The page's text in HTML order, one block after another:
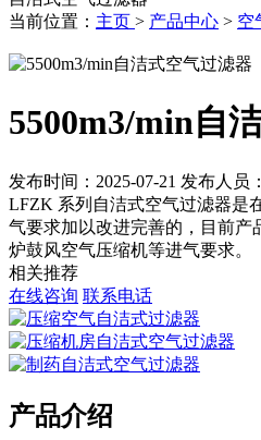
当前位置： 主页 > 产品中心 > 空
5500m3/min自
发布时间：2025-07-21 发布人员
LFZK 系列自洁式空气过滤器是
气要求加以改进完善的，目前产
炉鼓风空气压缩机等进气要求。
相关推荐
在线咨询 联系电话
产品介绍